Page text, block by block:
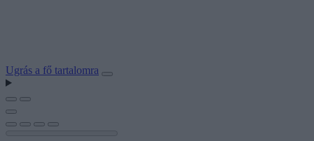
Ugrás a fő tartalomra